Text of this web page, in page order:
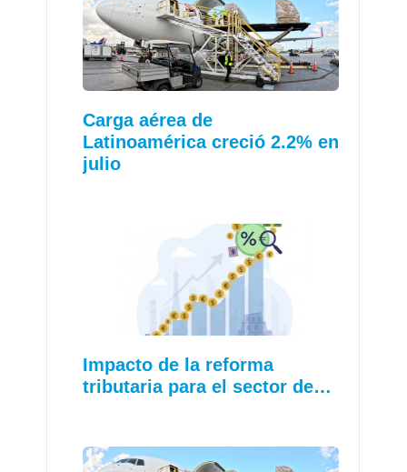
Carga aérea de
Latinoamérica creció 2.2% en
julio
Impacto de la reforma
tributaria para el sector de…